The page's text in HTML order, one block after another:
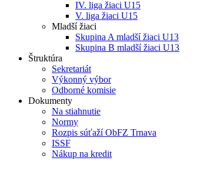
IV. liga žiaci U15
V. liga žiaci U15
Mladší žiaci
Skupina A mladší žiaci U13
Skupina B mladší žiaci U13
Štruktúra
Sekretariát
Výkonný výbor
Odborné komisie
Dokumenty
Na stiahnutie
Normy
Rozpis súťaží ObFZ Trnava
ISSF
Nákup na kredit